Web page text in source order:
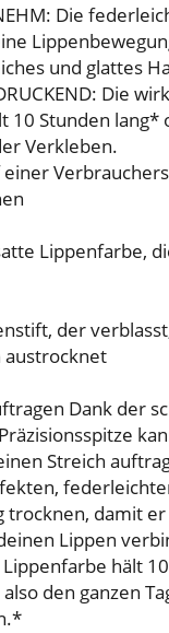
Die
und glattes
Die
10 Stunden lang*
Verkleben.
Lippenfarbe,
der
austrocknet
Dank der
Streich
trocknen, damit er
Lippen
hält
den ganzen